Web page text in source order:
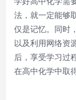
法，就一定能够
仅是记忆。同时
以及利用网络资
后，享受学习过
在高中化学中取